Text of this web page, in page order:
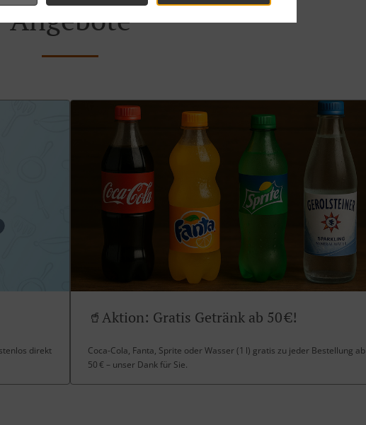
Angebote
direkt
🥤Aktion: Gratis Getränk ab 50 €!
Coca-Cola, Fanta, Sprite oder Wasser (1 l) gratis zu jeder Bestellung ab
50 € – unser Dank für Sie.